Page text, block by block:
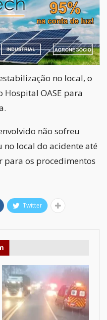
no local, o
OASE para
não sofreu
no local do acidente até
para os procedimentos
Twitter